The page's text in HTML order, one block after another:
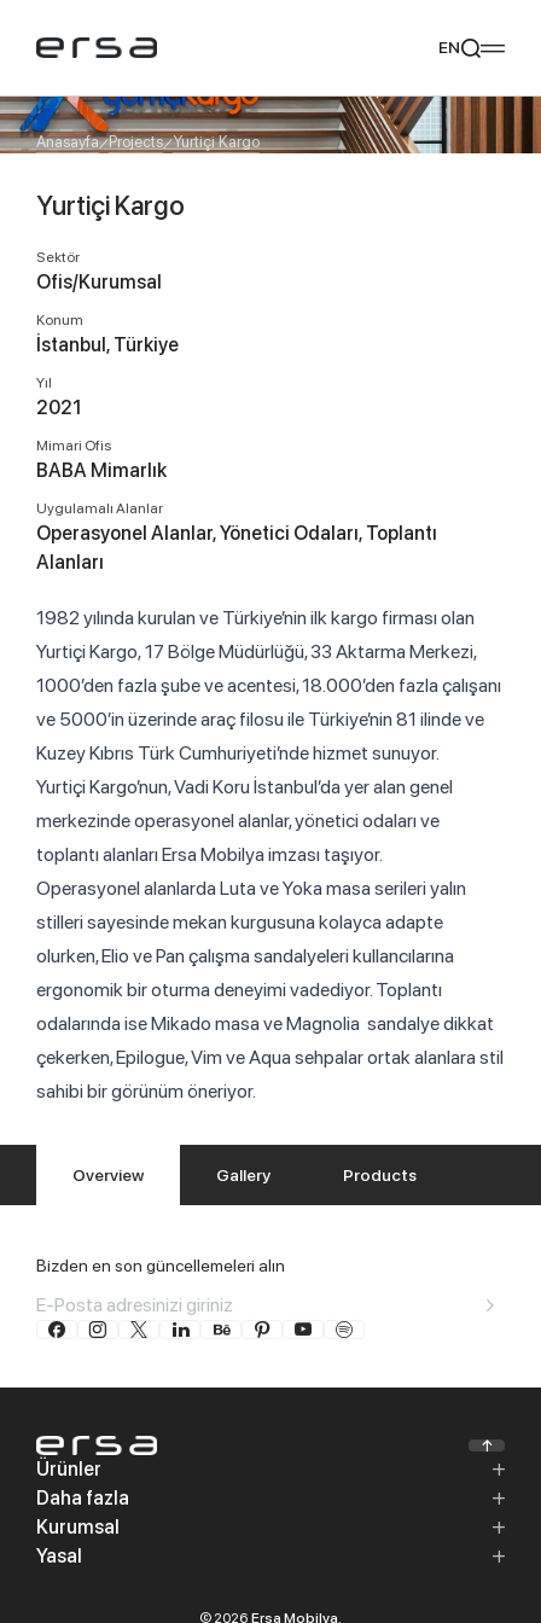
Popular searches
tearmeliades
Tavsiye Ediyoruz
EN
Anasayfa Projects Yurtiçi Kargo
Yurtiçi Kargo
Sektör
Ofis/Kurumsal
Konum
İstanbul, Türkiye
Yıl
2021
Mimari Ofis
BABA Mimarlık
Uygulamalı Alanlar
Operasyonel Alanlar, Yönetici Odaları, Toplantı
Alanları
1982 yılında kurulan ve Türkiye’nin ilk kargo firması olan
Yurtiçi Kargo, 17 Bölge Müdürlüğü, 33 Aktarma Merkezi,
1000’den fazla şube ve acentesi, 18.000’den fazla çalışanı
ve 5000’in üzerinde araç filosu ile Türkiye’nin 81 ilinde ve
Kuzey Kıbrıs Türk Cumhuriyeti’nde hizmet sunuyor.
Yurtiçi Kargo’nun, Vadi Koru İstanbul’da yer alan genel
merkezinde operasyonel alanlar, yönetici odaları ve
toplantı alanları Ersa Mobilya imzası taşıyor.
Operasyonel alanlarda Luta ve Yoka masa serileri yalın
stilleri sayesinde mekan kurgusuna kolayca adapte
olurken, Elio ve Pan çalışma sandalyeleri kullancılarına
ergonomik bir oturma deneyimi vadediyor. Toplantı
odalarında ise Mikado masa ve Magnolia sandalye dikkat
çekerken, Epilogue, Vim ve Aqua sehpalar ortak alanlara stil
sahibi bir görünüm öneriyor.
Overview Gallery Products
Bizden en son güncellemeleri alın
Ürünler
Daha fazla
Kurumsal
Yasal
© 2026 Ersa Mobilya,